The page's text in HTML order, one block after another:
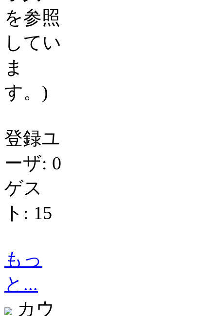
を参照
してい
ま
す。)
登録ユ
ーザ: 0
ゲス
ト: 15
もっ
と...
カウ